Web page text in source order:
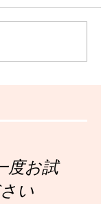
度お試
い